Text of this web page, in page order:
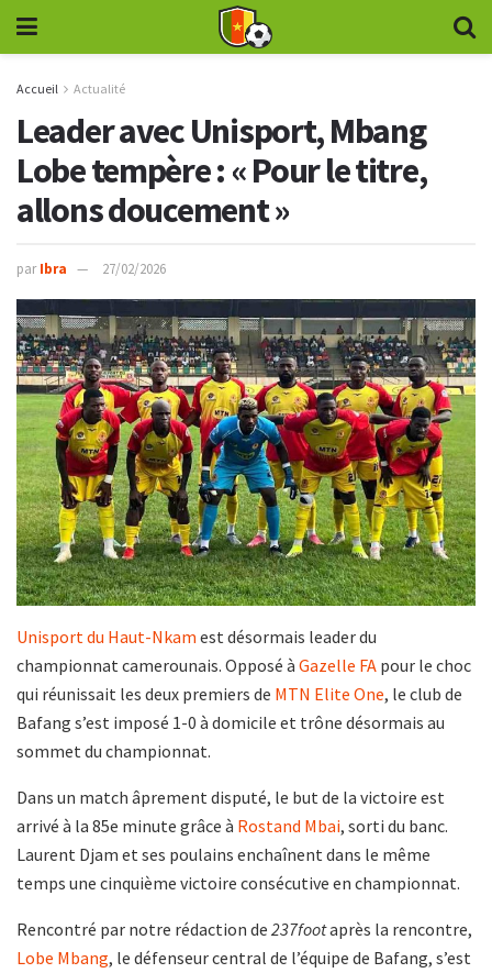
Accueil Actualité
Leader avec Unisport, Mbang
Lobe tempère : « Pour le titre,
allons doucement »
par Ibra 27/02/2026
Unisport du Haut-Nkam est désormais leader du
championnat camerounais. Opposé à Gazelle FA pour le choc
qui réunissait les deux premiers de MTN Elite One, le club de
Bafang s’est imposé 1-0 à domicile et trône désormais au
sommet du championnat.
Dans un match âprement disputé, le but de la victoire est
arrivé à la 85e minute grâce à Rostand Mbai, sorti du banc.
Laurent Djam et ses poulains enchaînent dans le même
temps une cinquième victoire consécutive en championnat.
Rencontré par notre rédaction de 237footaprès la rencontre,
Lobe Mbang, le défenseur central de l’équipe de Bafang, s’est